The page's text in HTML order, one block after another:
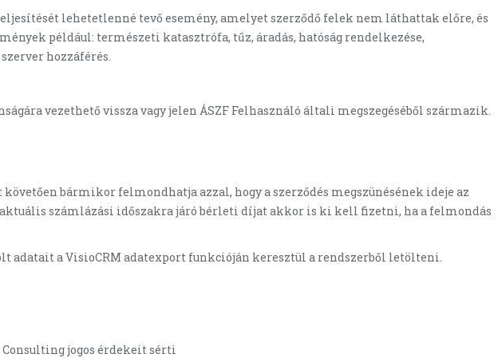
lehetetlenné tevő esemény, amelyet szerződő felek nem láthattak előre, és
például: természeti katasztrófa, tűz, áradás, hatóság rendelkezése,
hozzáférés.
vezethető vissza vagy jelen ÁSZF Felhasználó általi megszegéséből származik.
bármikor felmondhatja azzal, hogy a szerződés megszünésének ideje az
számlázási időszakra járó bérleti díjat akkor is ki kell fizetni, ha a felmondás
adatait a VisioCRM adatexport funkcióján keresztül a rendszerből letölteni.
jogos érdekeit sérti